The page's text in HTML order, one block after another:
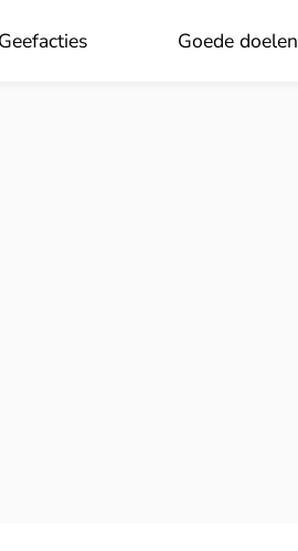
Geefacties Goede doelen